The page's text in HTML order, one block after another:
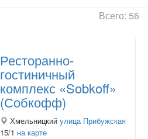
фильтр:
Всего: 56
Ресторанно-
гостиничный
комплекс «Sobkoff»
(Собкофф)
Хмельницкий улица Прибужская
15/1 на карте